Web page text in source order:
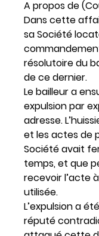
A propos de
Dans cette
sa Société
résolutoire du
de ce dernier.
Le bailleur a
expulsion par
adresse.
et les actes de
Société avait
temps, et que
recevoir l’acte
utilisée.
L’expulsion a
réputé